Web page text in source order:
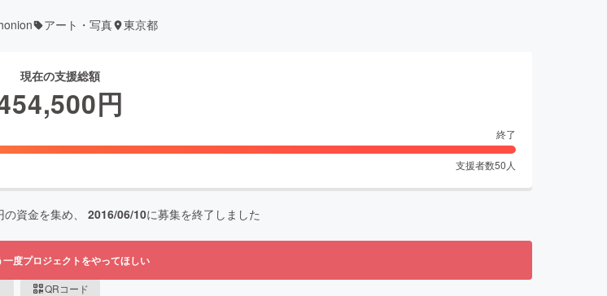
アート・写真 東京都
現在の支援総額
円
終了
支援者数50 人
の資金を集め、 2016/06/10に募集を終了しました
一度プロジェクトをやってほしい
QRコード